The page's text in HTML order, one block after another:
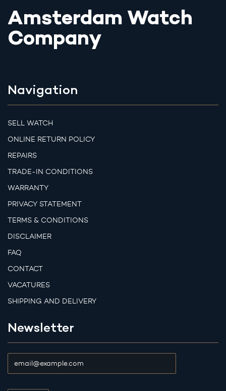
Amsterdam Watch
Company
Navigation
SELL WATCH
ONLINE RETURN POLICY
REPAIRS
TRADE-IN CONDITIONS
WARRANTY
PRIVACY STATEMENT
TERMS & CONDITIONS
DISCLAIMER
FAQ
CONTACT
VACATURES
SHIPPING AND DELIVERY
Newsletter